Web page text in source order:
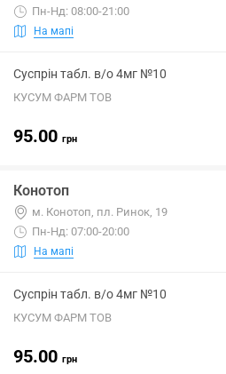
Пн-Нд: 08:00-21:00
На мапі
Суспрін табл. в/о 4мг №10
КУСУМ ФАРМ ТОВ
95.00 грн
Конотоп
м. Конотоп, пл. Ринок, 19
Пн-Нд: 07:00-20:00
На мапі
Суспрін табл. в/о 4мг №10
КУСУМ ФАРМ ТОВ
95.00 грн